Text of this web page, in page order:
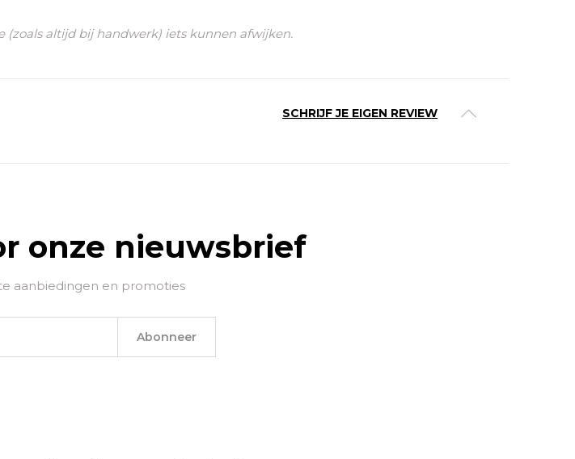
altijd bij handwerk) iets kunnen afwijken.
SCHRIJF JE EIGEN REVIEW
onze nieuwsbrief
aanbiedingen en promoties
Abonneer